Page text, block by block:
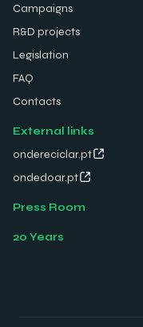
Campaigns
R&D projects
Legislation
FAQ
Contacts
External links
ondereciclar.pt
ondedoar.pt
Press Room
20 Years